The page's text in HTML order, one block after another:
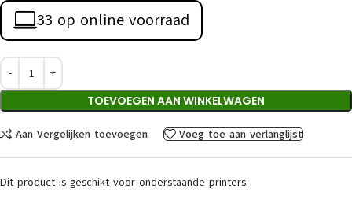
33 op online voorraad
TOEVOEGEN AAN WINKELWAGEN
Aan Vergelijken toevoegen Voeg toe aan verlanglijst
Dit product is geschikt voor onderstaande printers: